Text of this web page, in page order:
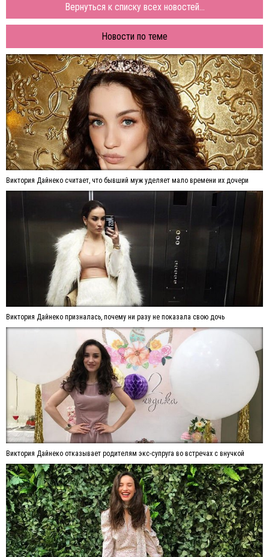
Вернуться к списку всех новостей...
Новости по теме
Виктория Дайнеко считает, что бывший муж уделяет мало времени их дочери
Виктория Дайнеко призналась, почему ни разу не показала свою дочь
Виктория Дайнеко отказывает родителям экс-супруга во встречах с внучкой